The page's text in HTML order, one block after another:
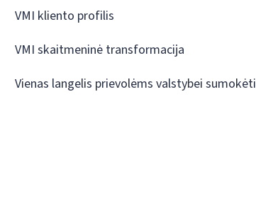
VMI kliento profilis
VMI skaitmeninė transformacija
Vienas langelis prievolėms valstybei sumokėti